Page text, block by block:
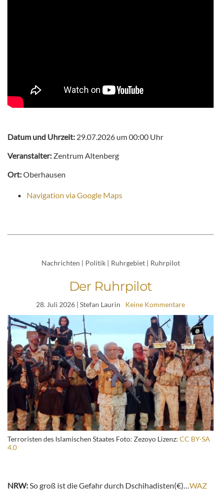
Datum und Uhrzeit: 29.07.2026 um 00:00 Uhr
Veranstalter: Zentrum Altenberg
Ort:Oberhausen
Navigation via Google Maps
Nachrichten Politik Ruhrgebiet Ruhrpilot
Der Ruhrpilot
28. Juli 2026 | Stefan Laurin Keine Kommentare
Terroristen des Islamischen Staates Foto: Zezoyo Lizenz: CC BY-SA
4.0
NRW:So groß ist die Gefahr durch Dschihadisten(€)…WAZ